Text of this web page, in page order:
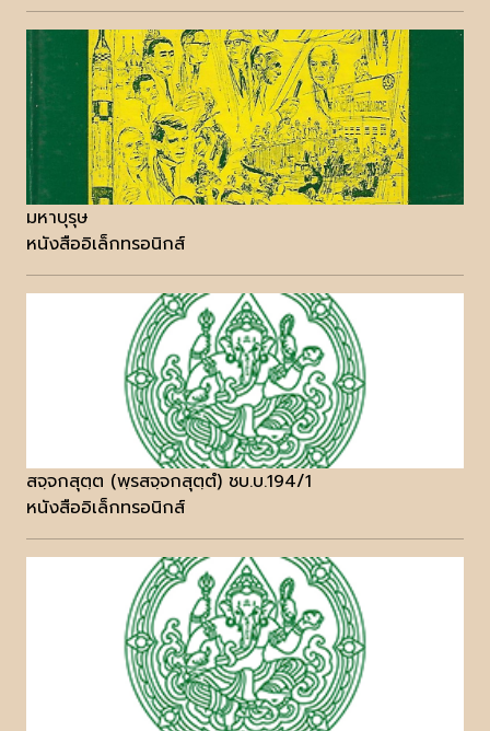
มหาบุรุษ
หนังสืออิเล็กทรอนิกส์
สจฺจกสุตฺต (พฺรสจฺจกสุตฺตํ) ชบ.บ.194/1
หนังสืออิเล็กทรอนิกส์